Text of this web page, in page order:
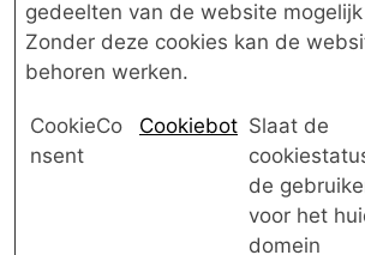
gedeelten van de website
Zonder deze cookies kan de
behoren werken.
CookieCo
nsent
Cookiebot Slaat de
de
voor het
domein